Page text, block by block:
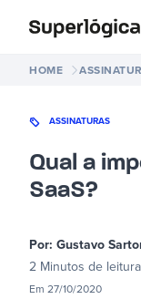
HOME
ASSINATURAS
Qual a
SaaS?
Por: Gustavo
2 Minutos de leitura
Em 27/10/2020